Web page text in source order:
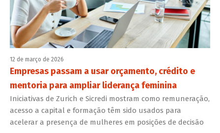
12 de março de 2026
Empresas passam a usar orçamento, crédito e
mentoria para ampliar liderança feminina
Iniciativas de Zurich e Sicredi mostram como remuneração,
acesso a capital e formação têm sido usados para
acelerar a presença de mulheres em posições de decisão